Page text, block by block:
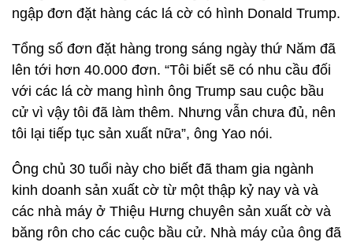
ngập đơn đặt hàng các lá cờ có hình Donald Trump.
Tổng số đơn đặt hàng trong sáng ngày thứ Năm đã
lên tới hơn 40.000 đơn. “Tôi biết sẽ có nhu cầu đối
với các lá cờ mang hình ông Trump sau cuộc bầu
cử vì vậy tôi đã làm thêm. Nhưng vẫn chưa đủ, nên
tôi lại tiếp tục sản xuất nữa”, ông Yao nói.
Ông chủ 30 tuổi này cho biết đã tham gia ngành
kinh doanh sản xuất cờ từ một thập kỷ nay và và
các nhà máy ở Thiệu Hưng chuyên sản xuất cờ và
băng rôn cho các cuộc bầu cử. Nhà máy của ông đã